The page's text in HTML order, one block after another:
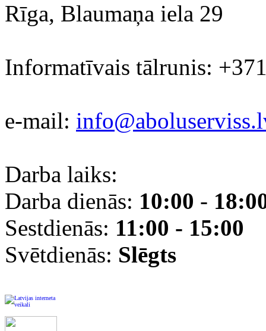
Rīga, Blaumaņa iela 29
Informatīvais tālrunis:
e-mail:
Darba laiks:
Darba dienās: 10:00 -
Sestdienās: 11:00 - 15:00
Svētdienās: Slēgts